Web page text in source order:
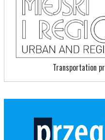
Transportation